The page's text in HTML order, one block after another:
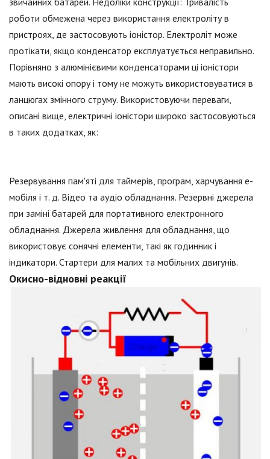
роботи обмежена через використання електроліту в
пристроях, де застосовують іоністор. Електроліт може
протікати, якщо конденсатор експлуатується неправильно.
Порівняно з алюмінієвими конденсаторами ці іоністори
мають високі опору і тому не можуть використовуватися в
ланцюгах змінного струму. Використовуючи переваги,
описані вище, електричні іоністори широко застосовуються
в таких додатках, як:
Резервування пам'яті для таймерів, програм, харчування е-
мобіля і т. д. Відео та аудіо обладнання. Резервні джерела
при заміні батарей для портативного електронного
обладнання. Джерела живлення для обладнання, що
використовує сонячні елементи, такі як годинник і
індикатори. Стартери для малих та мобільних двигунів.
Окисно-відновні реакції